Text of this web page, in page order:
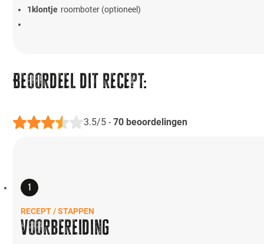
1 klontje roomboter (optioneel)
Beoordeel dit recept:
3.5/5- 70beoordelingen
RECEPT / STAPPEN
Voorbereiding